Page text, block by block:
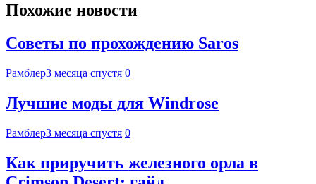
Похожие новости
Советы по прохождению Saros
Рамблер3 месяца спустя 0
Лучшие моды для Windrose
Рамблер3 месяца спустя 0
Как приручить железного орла в